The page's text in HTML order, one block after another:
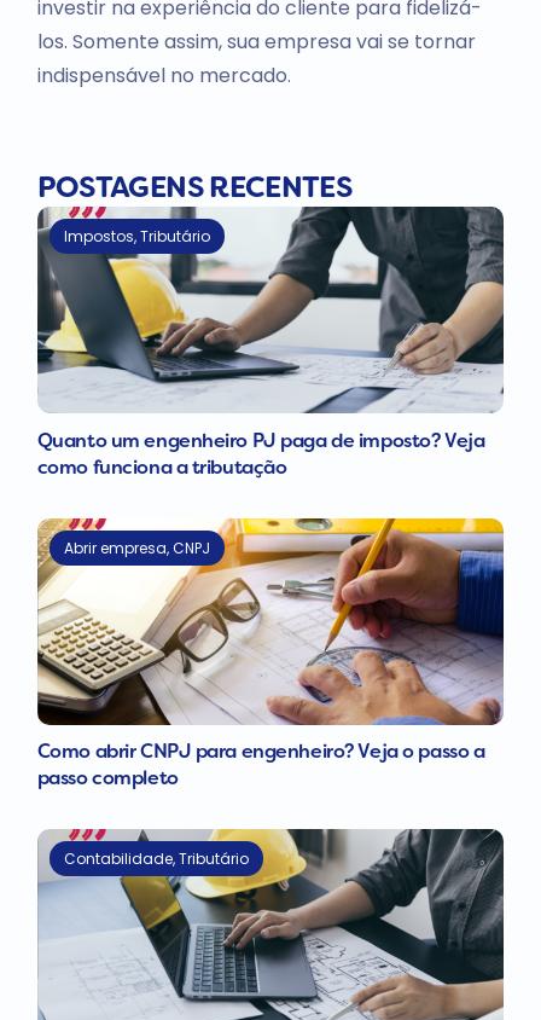
investir na experiência do cliente para fidelizá-
los. Somente assim, sua empresa vai se tornar
indispensável no mercado.
POSTAGENS RECENTES
Impostos,Tributário
Quanto um engenheiro PJ paga de imposto? Veja
como funciona a tributação
Abrir empresa,CNPJ
Como abrir CNPJ para engenheiro? Veja o passo a
passo completo
Contabilidade,Tributário